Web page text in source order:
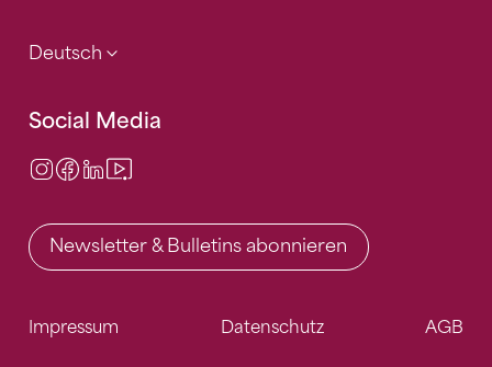
Deutsch
Social Media
Instagram
Facebook
LinkedIn
Newsletter & Bulletins abonnieren
Impressum Datenschutz AGB